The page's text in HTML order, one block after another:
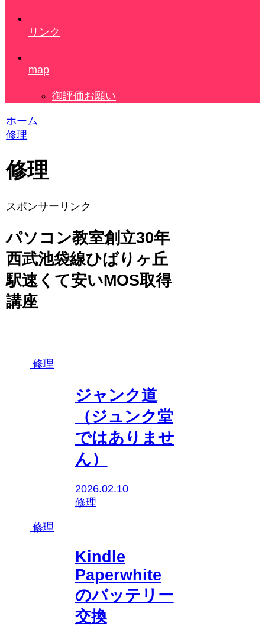
リンク
map
御評価お願い
ホーム
修理
修理
スポンサーリンク
パソコン教室創立30年
西武池袋線ひばりヶ丘
駅速くて安いMOS取得
講座
修理
ジャンク道
（ジュンク堂
ではありませ
ん）
2026.02.10
修理
修理
Kindle
Paperwhite
のバッテリー
交換